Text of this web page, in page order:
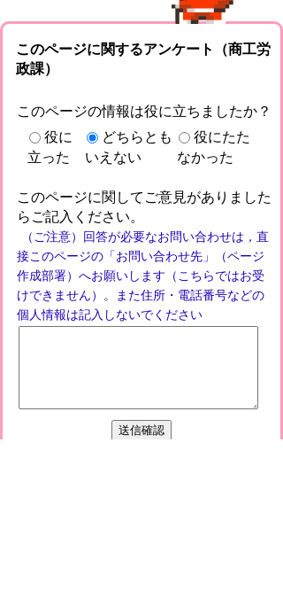
このページに関するアンケート（商工労
政課）
このページの情報は役に立ちましたか？
役に
立った
どちらとも
いえない
役にたた
なかった
このページに関してご意見がありました
らご記入ください。
（ご注意）回答が必要なお問い合わせは，直
接このページの「お問い合わせ先」（ページ
作成部署）へお願いします（こちらではお受
けできません）。また住所・電話番号などの
個人情報は記入しないでください